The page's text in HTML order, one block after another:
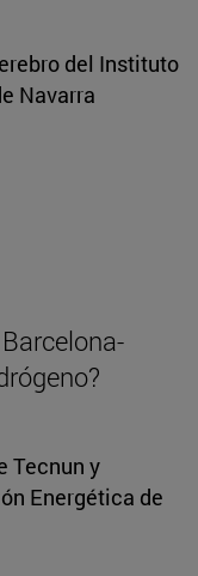
del Instituto
Navarra
Tecnun y
Energética de